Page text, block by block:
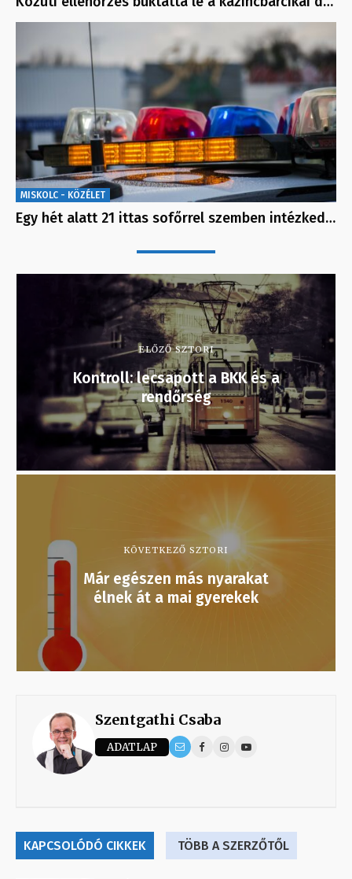
MISKOLC - KÖZÉLET
Egy hét alatt 21 ittas sofőrrel szemben intézked…
ELŐZŐ SZTORI
Kontroll: lecsapott a BKK és a
rendőrség
KÖVETKEZŐ SZTORI
Már egészen más nyarakat
élnek át a mai gyerekek
Szentgathi Csaba
ADATLAP
KAPCSOLÓDÓ CIKKEK TÖBB A SZERZŐTŐL